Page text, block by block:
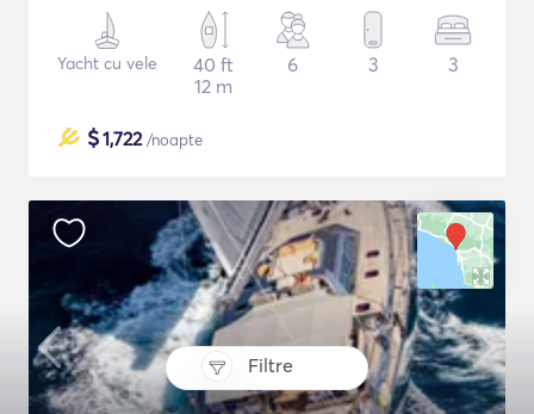
Filtre
Yacht cu vele
40 ft
12 m
6 3 3
$1,722/noapte